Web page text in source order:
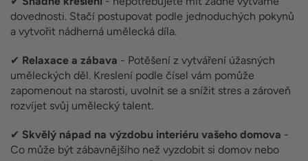
dovednosti. Stačí postupovat podle jednoduchých pokynů
a vytvořit nádherná umělecká díla.
✔ Relaxace a zábava - Potěšení z vytváření úžasných
uměleckých děl. Kreslení podle čísel vám pomůže
zapomenout na starosti, uvolnit se a snížit stres a zároveň
rozvíjet svůj umělecký talent.
✔ Skvělý nápad na výzdobu interiéru vašeho domova -
Co může být zábavnějšího než vyzdobit si domov nebo